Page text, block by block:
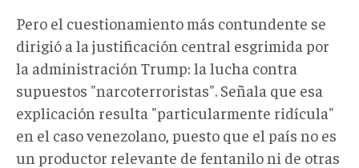
Pero el cuestionamiento más contundente se
dirigió a la justificación central esgrimida por
la administración Trump: la lucha contra
supuestos "narcoterroristas". Señala que esa
explicación resulta "particularmente ridícula"
en el caso venezolano, puesto que el país no es
un productor relevante de fentanilo ni de otras